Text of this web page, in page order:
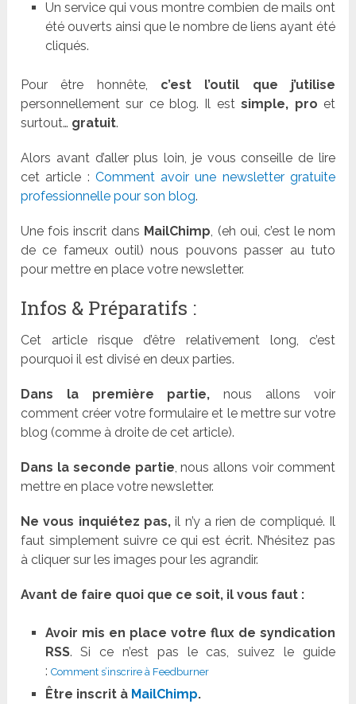
Un service qui vous montre combien de mails ont
été ouverts ainsi que le nombre de liens ayant été
cliqués.
Pour être honnête, c’est l’outil que j’utilise
personnellement sur ce blog. Il estsimple, pro et
surtout… gratuit.
Alors avant d’aller plus loin, je vous conseille de lire
cet article : Comment avoir une newsletter gratuite
professionnelle pour son blog.
Une fois inscrit dans MailChimp, (eh oui, c’est le nom
de ce fameux outil) nous pouvons passer au tuto
pour mettre en place votre newsletter.
Infos & Préparatifs :
Cet article risque d’être relativement long, c’est
pourquoi il est divisé en deux parties.
Dans la première partie, nous allons voir
comment créer votre formulaire et le mettre sur votre
blog (comme à droite de cet article).
Dans la seconde partie, nous allons voir comment
mettre en place votre newsletter.
Ne vous inquiétez pas,il n’y a rien de compliqué. Il
faut simplement suivre ce qui est écrit. N’hésitez pas
à cliquer sur les images pour les agrandir.
Avant de faire quoi que ce soit, il vous faut :
Avoir mis en place votre flux de syndication
RSS. Si ce n’est pas le cas, suivez le guide
: Comment s’inscrire à Feedburner
Être inscrit à MailChimp.